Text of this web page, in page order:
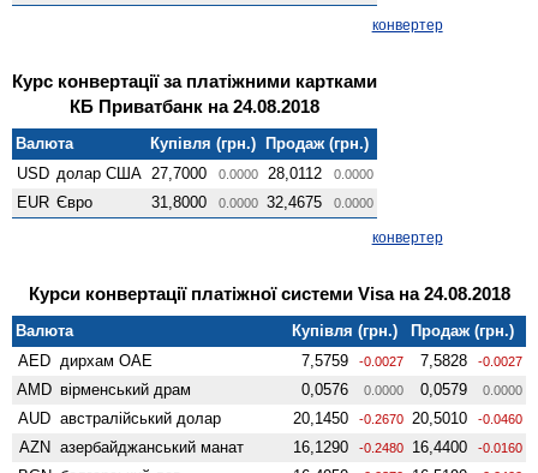
конвертер
Курс конвертації за платіжними картками
КБ Приватбанк на 24.08.2018
Валюта Купівля (грн.) Продаж (грн.)
USD долар США 27,7000 0.0000 28,0112 0.0000
EUR Євро 31,8000 0.0000 32,4675 0.0000
конвертер
Курси конвертації платіжної системи Visa на 24.08.2018
Валюта Купівля (грн.)
Продаж (грн.)
AED дирхам ОАЕ 7,5759 -0.0027 7,5828 -0.0027
AMD вiрменський драм 0,0576 0.0000 0,0579 0.0000
AUD австралійський долар 20,1450 -0.2670 20,5010 -0.0460
AZN азербайджанський манат 16,1290 -0.2480 16,4400 -0.0160